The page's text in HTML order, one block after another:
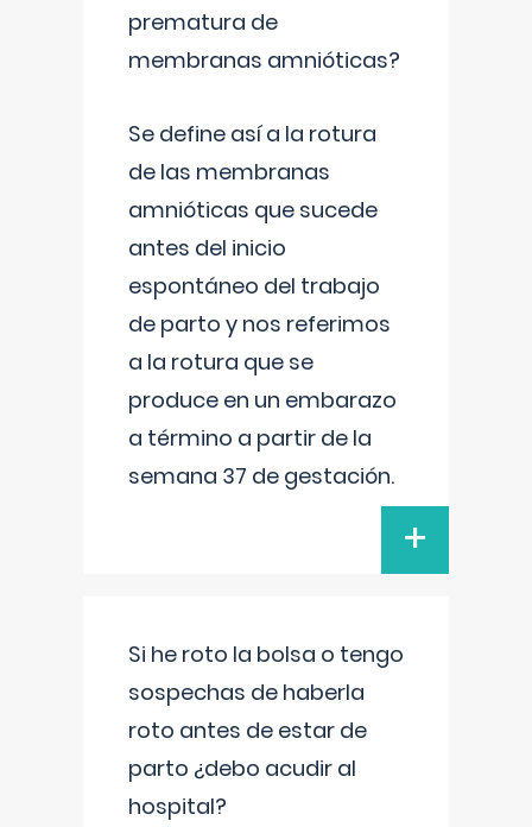
prematura de
membranas amnióticas?
Se define así a la rotura
de las membranas
amnióticas que sucede
antes del inicio
espontáneo del trabajo
de parto y nos referimos
a la rotura que se
produce en un embarazo
a término a partir de la
semana 37 de gestación.
+
Si he roto la bolsa o tengo
sospechas de haberla
roto antes de estar de
parto ¿debo acudir al
hospital?